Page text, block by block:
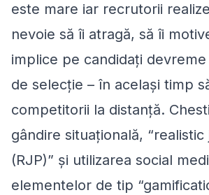
este mare iar recrutorii
nevoie să îi atragă, să îi
implice pe candidați
de selecție – în același timp
competitorii la distanță.
gândire situațională, “
(RJP)” și utilizarea social
elementelor de tip